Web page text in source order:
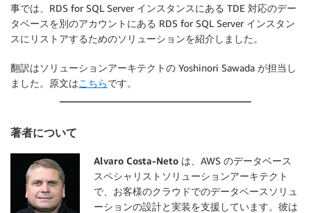
事では、RDS for SQL Server インスタンスにある TDE 対応のデー
タベースを別のアカウントにある RDS for SQL Server インスタン
スにリストアするためのソリューションを紹介しました。
翻訳はソリューションアーキテクトの Yoshinori Sawada が担当し
ました。原文はこちらです。
著者について
Alvaro Costa-Neto は、AWS のデータベース
スペシャリストソリューションアーキテクト
で、お客様のクラウドでのデータベースソリュ
ーションの設計と実装を支援しています。彼は